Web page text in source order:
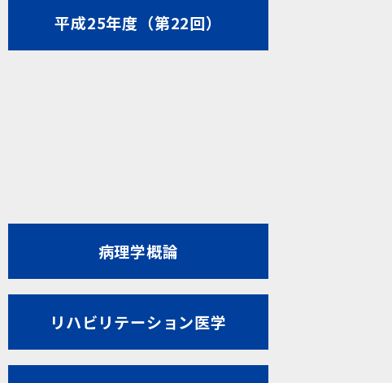
平成25年度（第22回）
病理学概論
リハビリテーション医学